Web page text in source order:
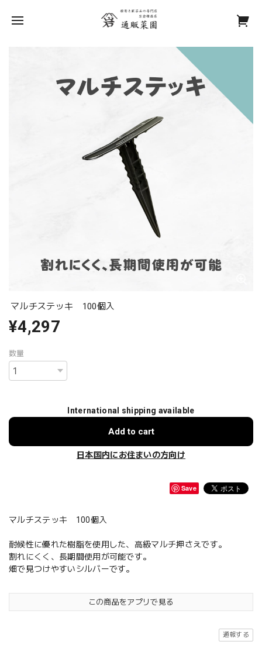
マルチステッキ 100個入
¥4,297
数量
International shipping available
Add to cart
日本国内にお住まいの方向け
Save
マルチステッキ 100個入
耐候性に優れた樹脂を使用した、高級マルチ押さえです。
割れにくく、長期間使用が可能です。
畑で見つけやすいシルバーです。
この商品をアプリで見る
通報する